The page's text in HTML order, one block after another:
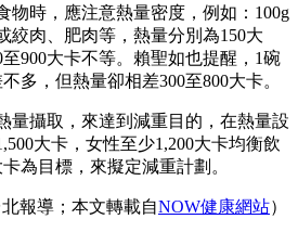
物時，應注意熱量密度，例如：100g
絞肉、肥肉等，熱量分別為150大
900大卡不等。賴聖如也提醒，1碗
多，但熱量卻相差300至800大卡。
量攝取，來達到減重目的，在熱量設
大卡，女性至少1,200大卡均衡飲
為目標，來擬定減重計劃。
報導；本文轉載自NOW健康網站）